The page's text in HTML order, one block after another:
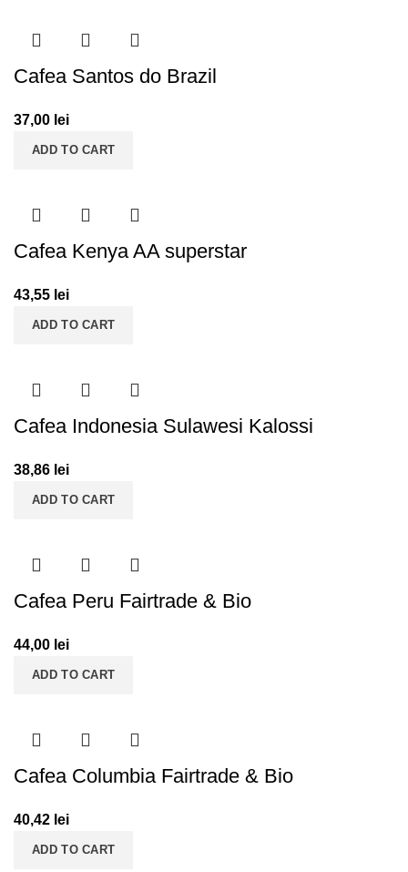
Cafea Santos do Brazil
37,00 lei
ADD TO CART
Cafea Kenya AA superstar
43,55 lei
ADD TO CART
Cafea Indonesia Sulawesi Kalossi
38,86 lei
ADD TO CART
Cafea Peru Fairtrade & Bio
44,00 lei
ADD TO CART
Cafea Columbia Fairtrade & Bio
40,42 lei
ADD TO CART